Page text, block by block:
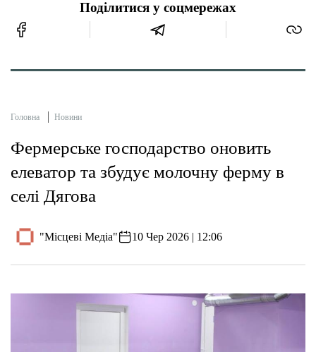
Поділитися у соцмережах
Головна Новини
Фермерське господарство оновить
елеватор та збудує молочну ферму в
селі Дягова
"Місцеві Медіа" 10 Чер 2026 | 12:06